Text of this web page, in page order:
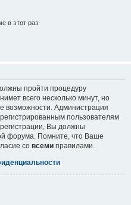
в этот раз
пройти процедуру
всего несколько минут, но
возможности. Администрация
пользователям
Вы должны
форума. Помните, что Ваше
со всеми правилами.